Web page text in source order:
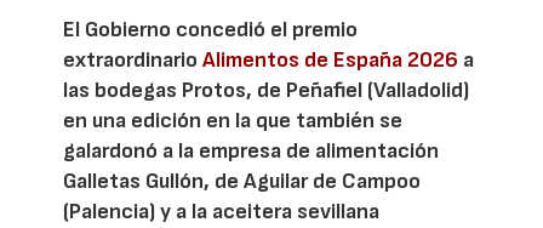
El Gobierno concedió el premio
extraordinarioAlimentos de España 2026 a
las bodegas Protos, de Peñafiel (Valladolid)
en una edición en la que también se
galardonó a la empresa de alimentación
Galletas Gullón, de Aguilar de Campoo
(Palencia) y a la aceitera sevillana